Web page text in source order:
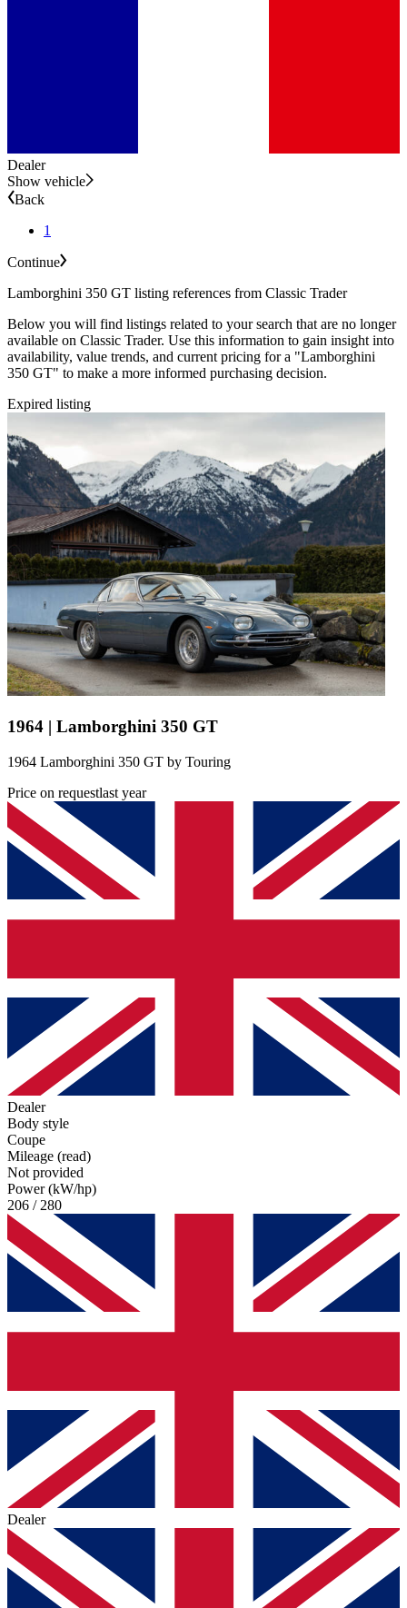
Dealer
Show vehicle
Back
1
Continue
Lamborghini 350 GT listing references from Classic Trader
Below you will find listings related to your search that are no longer
available on Classic Trader. Use this information to gain insight into
availability, value trends, and current pricing for a "Lamborghini
350 GT" to make a more informed purchasing decision.
Expired listing
1964 | Lamborghini 350 GT
1964 Lamborghini 350 GT by Touring
Price on requestlast year
Dealer
Body style
Coupe
Mileage (read)
Not provided
Power (kW/hp)
206 / 280
Dealer